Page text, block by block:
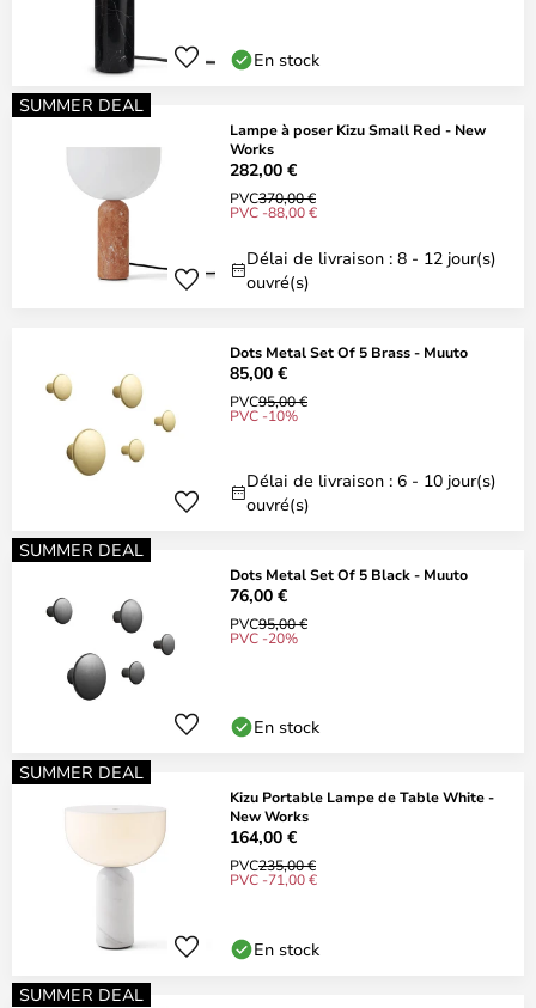
En stock
SUMMER DEAL
Lampe à poser Kizu Small Red - New
Works
282,00 €
PVC370,00 €
PVC -88,00 €
Délai de livraison : 8 - 12 jour(s)
ouvré(s)
Dots Metal Set Of 5 Brass - Muuto
85,00 €
PVC95,00 €
PVC -10%
Délai de livraison : 6 - 10 jour(s)
ouvré(s)
SUMMER DEAL
Dots Metal Set Of 5 Black - Muuto
76,00 €
PVC95,00 €
PVC -20%
En stock
SUMMER DEAL
Kizu Portable Lampe de Table White -
New Works
164,00 €
PVC235,00 €
PVC -71,00 €
En stock
SUMMER DEAL